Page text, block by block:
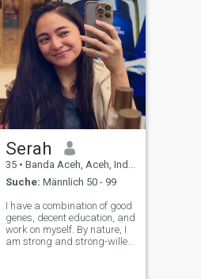
Serah
35 • Banda Aceh, Aceh, Indonesien
Suche: Männlich 50 - 99
I have a combination of good
genes, decent education, and
work on myself. By nature, I
am strong and strong-willed,